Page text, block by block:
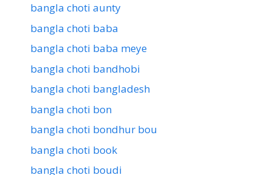
bangla choti aunty
bangla choti baba
bangla choti baba meye
bangla choti bandhobi
bangla choti bangladesh
bangla choti bon
bangla choti bondhur bou
bangla choti book
bangla choti boudi